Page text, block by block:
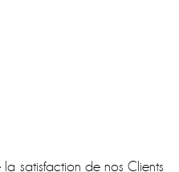
la satisfaction de nos Clients